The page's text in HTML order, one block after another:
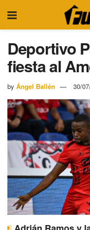
Deportivo
fiesta al
by Ángel Ballén 30/